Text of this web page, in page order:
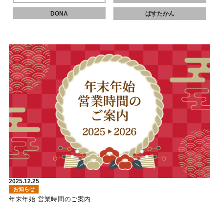
DONA ぱすたかん
2025.12.25
お知らせ
年末年始 営業時間のご案内